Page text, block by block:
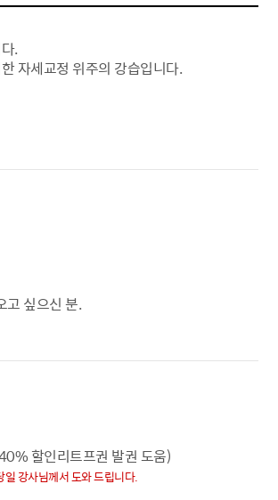
.
자세교정 위주의 강습입니다.
고 싶으신 분.
할인리트프권 발권 도움)
강사님께서 도와 드립니다.